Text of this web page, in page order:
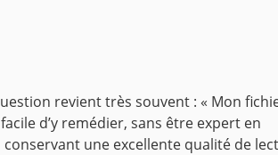
revient très souvent : « Mon
d’y remédier, sans être expert en
une excellente qualité de